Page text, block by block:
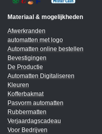
Materiaal & mogelijkheden
Afwerkranden
automatten met logo
Automatten online bestellen
Bevestigingen
De Productie
Automatten Digitaliseren
Kleuren
Kofferbakmat
Pasvorm automatten
Rubbermatten
Verjaardagscadeau
Voor Bedrijven